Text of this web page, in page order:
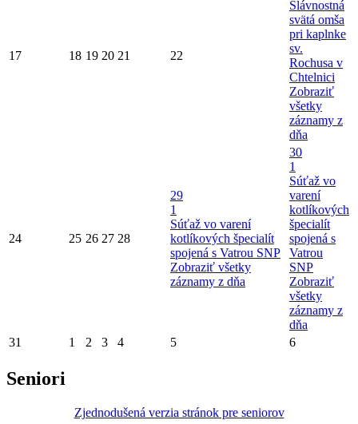
17 18 19 20 21 22
Slávnostná
svätá omša
pri kaplnke
sv.
Rochusa v
Chtelnici
Zobraziť
všetky
záznamy z
dňa
24 25 26 27 28
29
1
Súťaž vo varení
kotlíkových špecialít
spojená s Vatrou SNP
Zobraziť všetky
záznamy z dňa
30
1
Súťaž vo
varení
kotlíkových
špecialít
spojená s
Vatrou
SNP
Zobraziť
všetky
záznamy z
dňa
31
1 2 3 4 5 6
Seniori
Zjednodušená verzia stránok pre seniorov